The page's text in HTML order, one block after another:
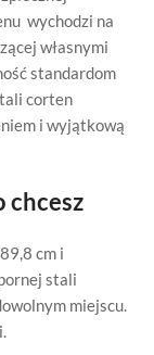
wychodzi na
własnymi
standardom
corten
i wyjątkową
chcesz
cm i
stali
miejscu.